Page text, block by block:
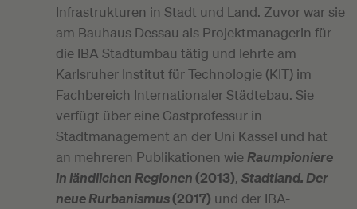
Infrastrukturen in Stadt und Land. Zuvor war sie
am Bauhaus Dessau als Projektmanagerin für
die IBA Stadtumbau tätig und lehrte am
Karlsruher Institut für Technologie (KIT) im
Fachbereich Internationaler Städtebau. Sie
verfügt über eine Gastprofessur in
Stadtmanagement an der Uni Kassel und hat
an mehreren Publikationen wie Raumpioniere
in ländlichen Regionen(2013), Stadtland. Der
neue Rurbanismus(2017) und der IBA-